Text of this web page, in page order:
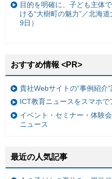
目的を明確に、子ども主体
ける“大樹町の魅力”／北海
9日）
おすすめ情報 <PR>
貴社Webサイトの“事例紹介
ICT教育ニュースをスマホ
イベント・セミナー・体験
ニュース
最近の人気記事